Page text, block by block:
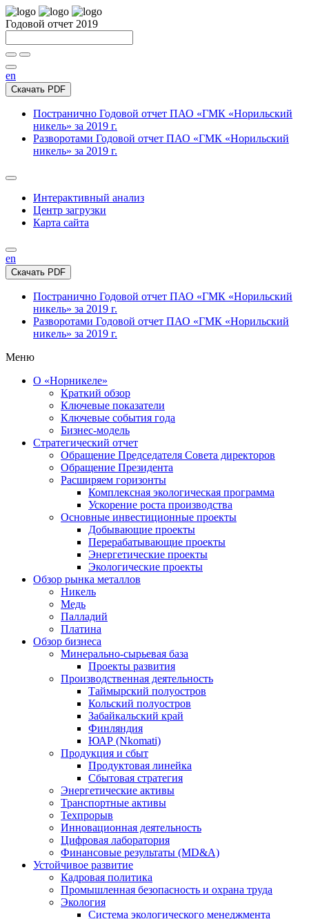
Годовой отчет 2019
en
Скачать PDF
Постранично Годовой отчет ПАО «ГМК «Норильский
никель» за 2019 г.
Разворотами Годовой отчет ПАО «ГМК «Норильский
никель» за 2019 г.
Интерактивный анализ
Центр загрузки
Карта сайта
en
Скачать PDF
Постранично Годовой отчет ПАО «ГМК «Норильский
никель» за 2019 г.
Разворотами Годовой отчет ПАО «ГМК «Норильский
никель» за 2019 г.
Меню
О «Норникеле»
Краткий обзор
Ключевые показатели
Ключевые события года
Бизнес-модель
Стратегический отчет
Обращение Председателя Совета директоров
Обращение Президента
Расширяем горизонты
Комплексная экологическая программа
Ускорение роста производства
Основные инвестиционные проекты
Добывающие проекты
Перерабатывающие проекты
Энергетические проекты
Экологические проекты
Обзор рынка металлов
Никель
Медь
Палладий
Платина
Обзор бизнеса
Минерально-сырьевая база
Проекты развития
Производственная деятельность
Таймырский полуостров
Кольский полуостров
Забайкальский край
Финляндия
ЮАР (Nkomati)
Продукция и сбыт
Продуктовая линейка
Сбытовая стратегия
Энергетические активы
Транспортные активы
Техпрорыв
Инновационная деятельность
Цифровая лаборатория
Финансовые результаты (MD&A)
Устойчивое развитие
Кадровая политика
Промышленная безопасность и охрана труда
Экология
Система экологического менеджмента